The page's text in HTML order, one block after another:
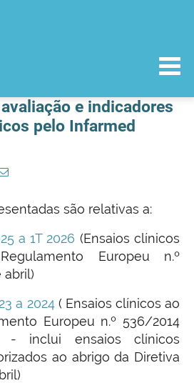
e indicadores
pelo Infarmed
são relativas a:
a 1T 2026 (Ensaios clínicos
Europeu n.º
abril)
a 2024 ( Ensaios clínicos ao
Europeu n.º 536/2014
inclui ensaios clínicos
ao abrigo da Diretiva